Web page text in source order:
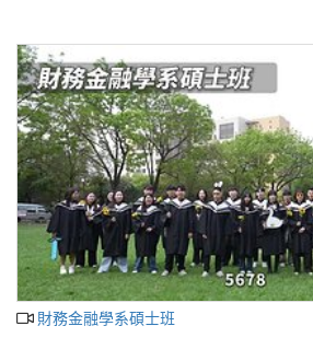
財務金融學系碩士班